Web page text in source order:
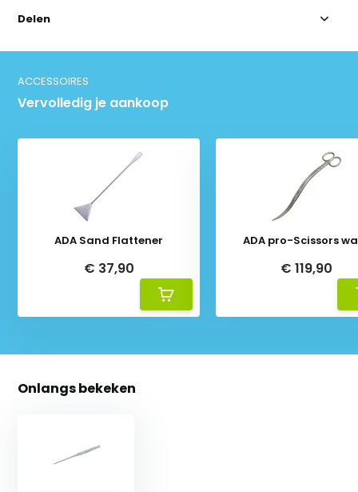
Delen
ACCESSOIRES
Vervolledig je aankoop
ADA Sand Flattener
€ 37,90
ADA pro-Scissors
€ 119,90
Onlangs bekeken